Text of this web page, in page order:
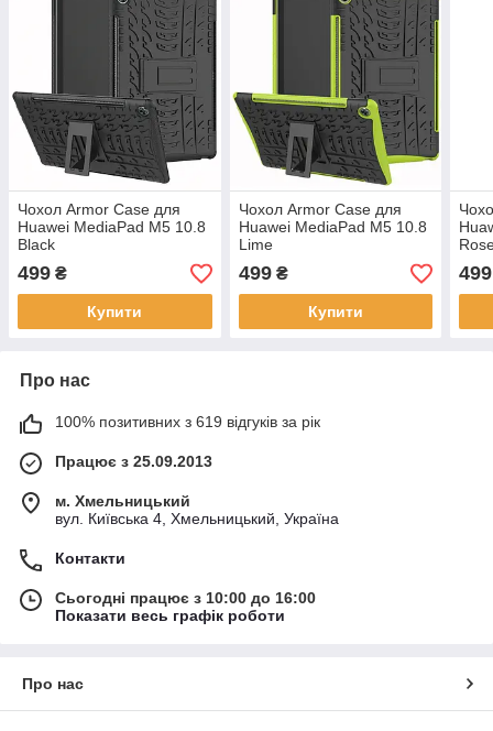
Чохол Armor Case для
Huawei MediaPad M5 10.8
Black
499 ₴
Купити
Чохол Armor Case для
Huawei MediaPad M5 10.8
Lime
499₴
Купити
499
Про нас
100% позитивних з 619 відгуків за рік
Працює з 25.09.2013
м. Хмельницький
вул. Київська 4, Хмельницький, Україна
Контакти
Сьогодні працює з 10:00 до 16:00
Показати весь графік роботи
Про нас